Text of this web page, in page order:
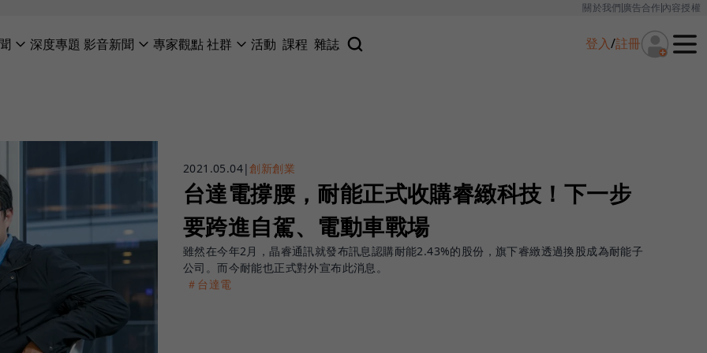
關於我們廣告合作內容授權
深度專題 影音新聞 專家觀點社群 活動 課程 雜誌 登入/註冊
2021.05.04|創新創業
台達電撐腰，耐能正式收購睿緻科技！下一步
要跨進自駕、電動車戰場
雖然在今年2月，晶睿通訊就發布訊息認購耐能2.43%的股份，旗下睿緻透過換股成為耐能子
公司。而今耐能也正式對外宣布此消息。
＃台達電